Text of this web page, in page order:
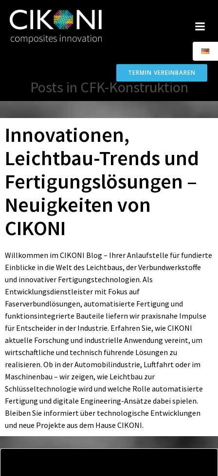
TERMIN VEREINBAREN
Posts in CFK-Konstruktion
Innovationen,
Leichtbau-Trends und
Fertigungslösungen –
Neuigkeiten von
CIKONI
Willkommen im CIKONI Blog – Ihrer Anlaufstelle für fundierte
Einblicke in die Welt des Leichtbaus, der Verbundwerkstoffe
und innovativer Fertigungstechnologien. Als
Entwicklungsdienstleister mit Fokus auf
Faserverbundlösungen, automatisierte Fertigung und
funktionsintegrierte Bauteile liefern wir praxisnahe Impulse
für Entscheider in der Industrie. Erfahren Sie, wie CIKONI
aktuelle Forschung und industrielle Anwendung vereint, um
wirtschaftliche und technisch führende Lösungen zu
realisieren. Ob in der Automobilindustrie, Luftfahrt oder im
Maschinenbau – wir zeigen, wie Leichtbau zur
Schlüsseltechnologie wird und welche Rolle automatisierte
Fertigung und digitale Engineering-Ansätze dabei spielen.
Bleiben Sie informiert über technologische Entwicklungen
und neue Projekte aus dem Hause CIKONI.